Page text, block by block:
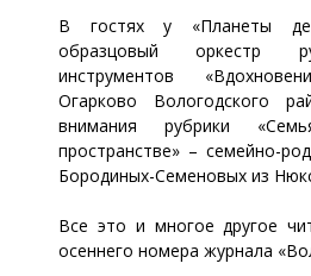
В гостях у «Планеты
образцовый оркестр
инструментов
Огарково Вологодского
внимания рубрики
пространстве» – семейно-
Бородиных-Семеновых из
Все это и многое другое
осеннего номера журнала